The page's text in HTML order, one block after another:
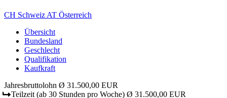
CH Schweiz AT Österreich
Übersicht
Bundesland
Geschlecht
Qualifikation
Kaufkraft
Jahresbruttolohn Ø 31.500,00 EUR
Teilzeit (ab 30 Stunden pro Woche) Ø 31.500,00 EUR